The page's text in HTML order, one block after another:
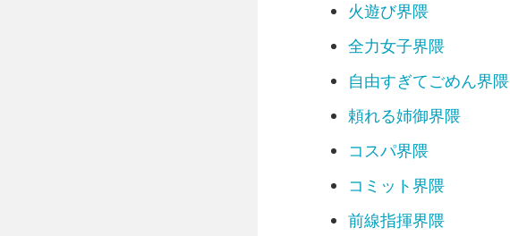
火遊び界隈
全力女子界隈
自由すぎてごめん界隈
頼れる姉御界隈
コスパ界隈
コミット界隈
前線指揮界隈